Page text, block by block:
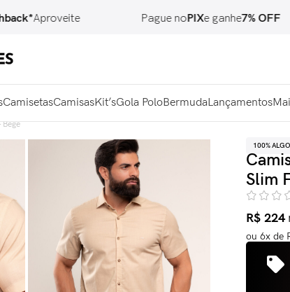
Aproveite Pague noPIXe ganhe7% OFF
CamisetasCamisasKit’sGola PoloBermudaLançamentos
100%
Slim
R$ 224
ou6x de